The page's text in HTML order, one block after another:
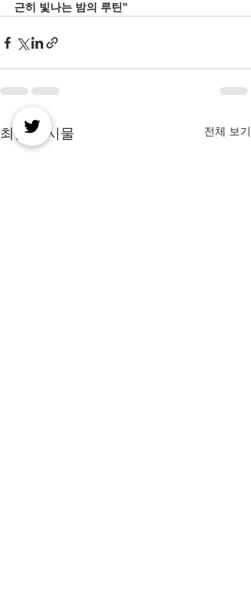
근히 빛나는 밤의 루틴”
최근 게시물 전체 보기